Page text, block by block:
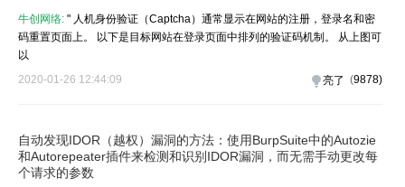
牛创网络: " 人机身份验证（Captcha）通常显示在网站的注册，登录名和密
码重置页面上。 以下是目标网站在登录页面中排列的验证码机制。 从上图可
以
2020-01-26 12:44:09
)
9878
(
亮了
自动发现IDOR（越权）漏洞的方法：使用BurpSuite中的Autozie
和Autorepeater插件来检测和识别IDOR漏洞，而无需手动更改每
个请求的参数